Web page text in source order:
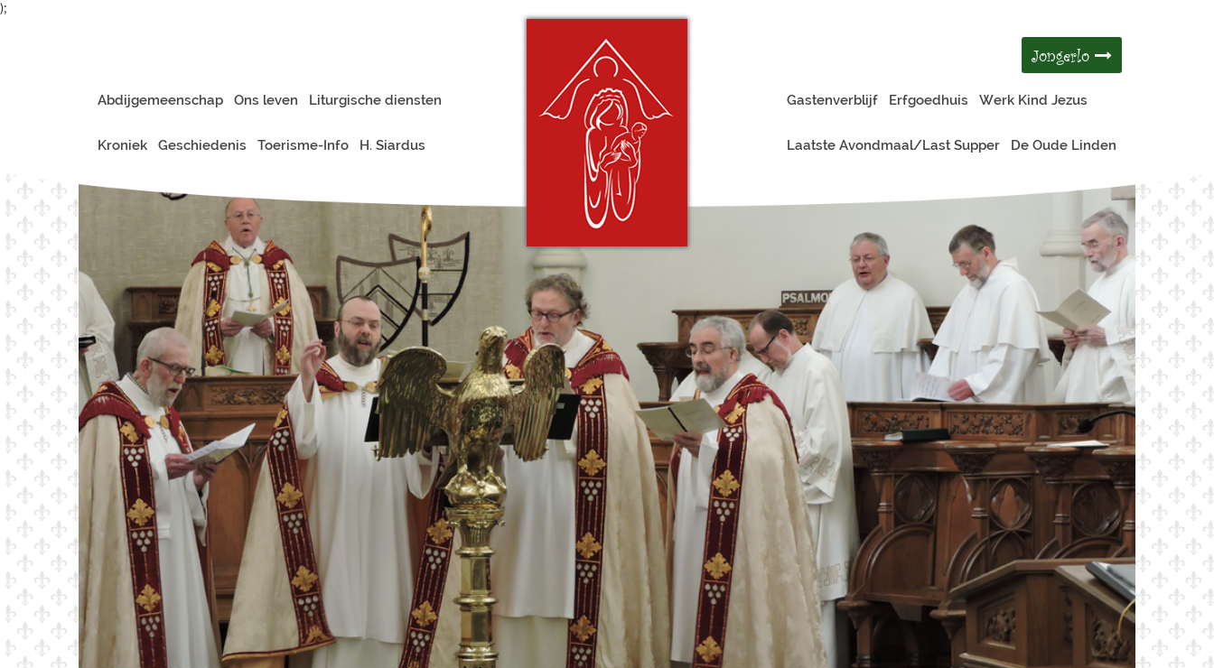
);
Jongerlo
Abdijgemeenschap Ons leven Liturgische diensten
Kroniek Geschiedenis Toerisme-Info H. Siardus
Gastenverblijf Erfgoedhuis Werk Kind Jezus
Laatste Avondmaal/Last Supper De Oude Linden